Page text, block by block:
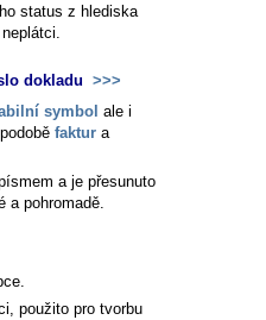
status z hlediska
dokladu >>>
symbol ale i
faktur a
a je přesunuto
a pohromadě.
použito pro tvorbu